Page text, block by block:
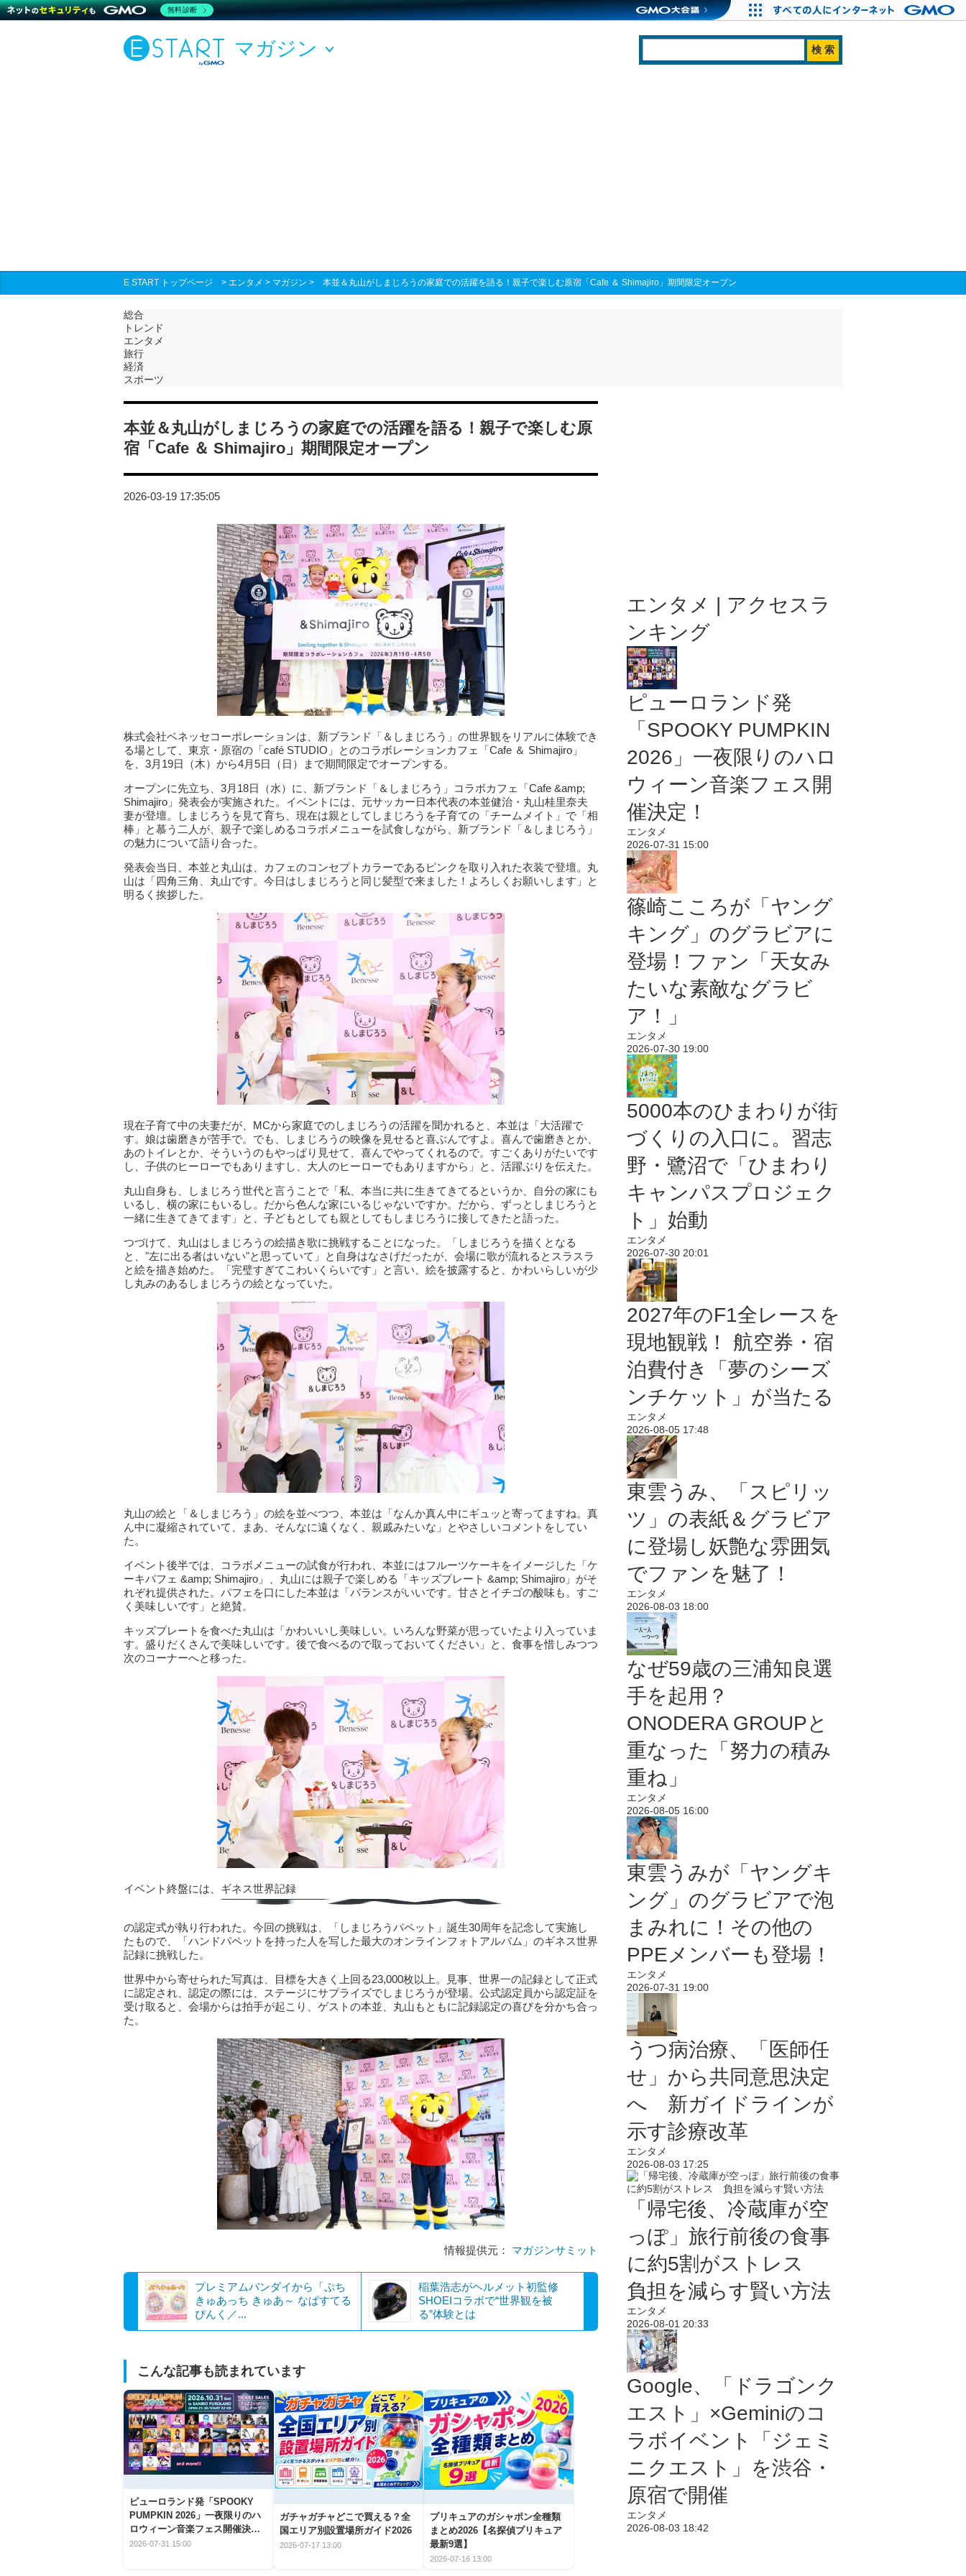
マガジン
E START トップページ > エンタメ > マガジン > 本並＆丸山がしまじろうの家庭での活躍を語る！親子で楽しむ原宿「Cafe ＆ Shimajiro」期間限定オープン
総合
トレンド
エンタメ
旅行
経済
スポーツ
本並＆丸山がしまじろうの家庭での活躍を語る！親子で楽しむ原
宿「Cafe ＆ Shimajiro」期間限定オープン
2026-03-19 17:35:05
株式会社ベネッセコーポレーションは、新ブランド「＆しまじろう」の世界観をリアルに体験でき
る場として、東京・原宿の「café STUDIO」とのコラボレーションカフェ「Cafe ＆ Shimajiro」
を、3⽉19⽇（⽊）から4⽉5⽇（⽇）まで期間限定でオープンする。
オープンに先⽴ち、3⽉18⽇（⽔）に、新ブランド「＆しまじろう」コラボカフェ「Cafe &amp;
Shimajiro」発表会が実施された。イベントには、元サッカー⽇本代表の本並健治・丸⼭桂⾥奈夫
妻が登壇。しまじろうを⾒て育ち、現在は親としてしまじろうを⼦育ての「チームメイト」で「相
棒」と慕う二人が、親⼦で楽しめるコラボメニューを試食しながら、新ブランド「＆しまじろう」
の魅⼒について語り合った。
発表会当日、本並と丸山は、カフェのコンセプトカラーであるピンクを取り入れた衣装で登壇。丸
山は「四角三角、丸山です。今日はしまじろうと同じ髪型で来ました！よろしくお願いします」と
明るく挨拶した。
現在子育て中の夫妻だが、MCから家庭でのしまじろうの活躍を聞かれると、本並は「大活躍で
す。娘は歯磨きが苦手で。でも、しまじろうの映像を見せると喜ぶんですよ。喜んで歯磨きとか、
あのトイレとか、そういうのもやっぱり見せて、喜んでやってくれるので。すごくありがたいです
し、子供のヒーローでもありますし、大人のヒーローでもありますから」と、活躍ぶりを伝えた。
丸山自身も、しまじろう世代と言うことで「私、本当に共に生きてきてるというか、自分の家にも
いるし、横の家にもいるし。だから色んな家にいるじゃないですか。だから、ずっとしまじろうと
一緒に生きてきてます」と、子どもとしても親としてもしまじろうに接してきたと語った。
つづけて、丸山はしまじろうの絵描き歌に挑戦することになった。「しまじろうを描くとなる
と、"左に出る者はいない"と思っていて」と自身はなさげだったが、会場に歌が流れるとスラスラ
と絵を描き始めた。「完璧すぎてこわいくらいです」と言い、絵を披露すると、かわいらしいが少
し丸みのあるしまじろうの絵となっていた。
丸山の絵と「＆しまじろう」の絵を並べつつ、本並は「なんか真ん中にギュッと寄ってますね。真
ん中に凝縮されていて、まあ、そんなに遠くなく、親戚みたいな」とやさしいコメントをしてい
た。
イベント後半では、コラボメニューの試⾷が⾏われ、本並にはフルーツケーキをイメージした「ケ
ーキパフェ &amp; Shimajiro」、丸⼭には親⼦で楽しめる「キッズプレート &amp; Shimajiro」がそ
れぞれ提供された。パフェを口にした本並は「バランスがいいです。甘さとイチゴの酸味も。すご
く美味しいです」と絶賛。
キッズプレートを食べた丸⼭は「かわいいし美味しい。いろんな野菜が思っていたより入っていま
す。盛りだくさんで美味しいです。後で食べるので取っておいてください」と、食事を惜しみつつ
次のコーナーへと移った。
イベント終盤には、ギネス世界記録
の認定式が執り⾏われた。今回の挑戦は、「しまじろうパペット」誕⽣30周年を記念して実施し
たもので、「ハンドパペットを持った⼈を写した最⼤のオンラインフォトアルバム」のギネス世界
記録に挑戦した。
世界中から寄せられた写真は、⽬標を⼤きく上回る23,000枚以上。⾒事、世界⼀の記録として正式
に認定され、認定の際には、ステージにサプライズでしまじろうが登場。公式認定員から認定証を
受け取ると、会場からは拍手が起こり、ゲストの本並、丸山もともに記録認定の喜びを分かち合っ
た。
情報提供元： マガジンサミット
プレミアムバンダイから「ぷち
きゅあっち きゅあ～ なぱすてる
ぴんく／...
稲葉浩志がヘルメット初監修
SHOEIコラボで“世界観を被
る”体験とは
こんな記事も読まれています
ピューロランド発「SPOOKY
PUMPKIN 2026」一夜限りのハ
ロウィーン音楽フェス開催決
定！
2026-07-31 15:00
ガチャガチャどこで買える？全
国エリア別設置場所ガイド2026
2026-07-17 13:00
プリキュアのガシャポン全種類
まとめ2026【名探偵プリキュア
最新9選】
2026-07-16 13:00
エンタメ | アクセスラ
ンキング
ピューロランド発
「SPOOKY PUMPKIN
2026」一夜限りのハロ
ウィーン音楽フェス開
催決定！
エンタメ
2026-07-31 15:00
篠崎こころが「ヤング
キング」のグラビアに
登場！ファン「天女み
たいな素敵なグラビ
ア！」
エンタメ
2026-07-30 19:00
5000本のひまわりが街
づくりの入口に。習志
野・鷺沼で「ひまわり
キャンパスプロジェク
ト」始動
エンタメ
2026-07-30 20:01
2027年のF1全レースを
現地観戦！ 航空券・宿
泊費付き「夢のシーズ
ンチケット」が当たる
エンタメ
2026-08-05 17:48
東雲うみ、「スピリッ
ツ」の表紙＆グラビア
に登場し妖艶な雰囲気
でファンを魅了！
エンタメ
2026-08-03 18:00
なぜ59歳の三浦知良選
手を起用？
ONODERA GROUPと
重なった「努力の積み
重ね」
エンタメ
2026-08-05 16:00
東雲うみが「ヤングキ
ング」のグラビアで泡
まみれに！その他の
PPEメンバーも登場！
エンタメ
2026-07-31 19:00
うつ病治療、「医師任
せ」から共同意思決定
へ 新ガイドラインが
示す診療改革
エンタメ
2026-08-03 17:25
「帰宅後、冷蔵庫が空
っぽ」旅行前後の食事
に約5割がストレス
負担を減らす賢い方法
エンタメ
2026-08-01 20:33
Google、「ドラゴンク
エスト」×Geminiのコ
ラボイベント「ジェミ
ニクエスト」を渋谷・
原宿で開催
エンタメ
2026-08-03 18:42
無料診断